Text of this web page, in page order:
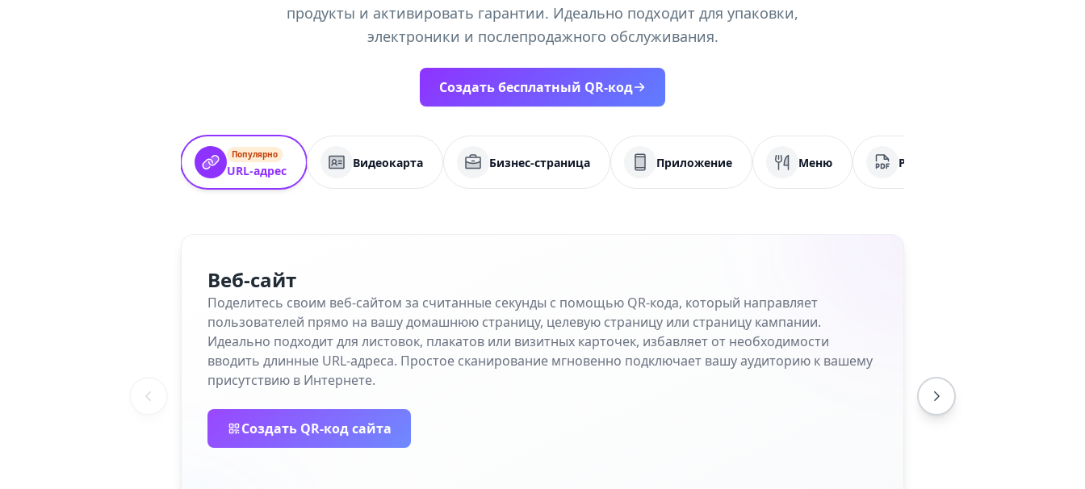
продукты и активировать гарантии. Идеально подходит для упаковки,
электроники и послепродажного обслуживания.
Создать бесплатный QR-код
Популярно
URL-адрес
Видеокарта Бизнес-страница Приложение Меню PDF
Веб-сайт
Поделитесь своим веб-сайтом за считанные секунды с помощью QR-кода, который направляет
пользователей прямо на вашу домашнюю страницу, целевую страницу или страницу кампании.
Идеально подходит для листовок, плакатов или визитных карточек, избавляет от необходимости
вводить длинные URL-адреса. Простое сканирование мгновенно подключает вашу аудиторию к вашему
присутствию в Интернете.
Создать QR-код сайта